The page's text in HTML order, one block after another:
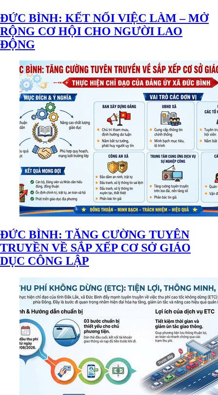
ĐỨC BÌNH: KẾT NỐI VIỆC LÀM – MỞ
RỘNG CƠ HỘI CHO NGƯỜI LAO
ĐỘNG
ĐỨC BÌNH: TĂNG CƯỜNG TUYÊN
TRUYỀN VỀ SẮP XẾP CƠ SỞ GIÁO
DỤC CÔNG LẬP